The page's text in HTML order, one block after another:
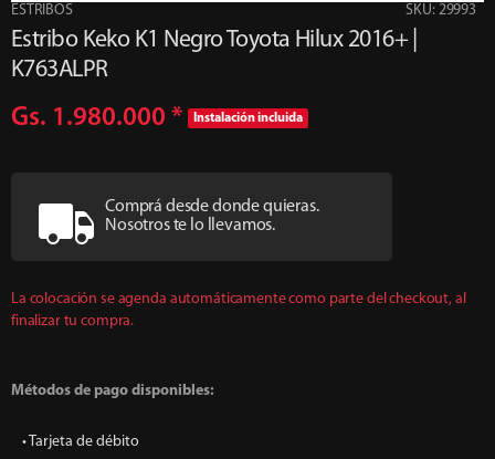
ESTRIBOS SKU: 29993
Estribo Keko K1 Negro Toyota Hilux 2016+ |
K763ALPR
Gs. 1.980.000 * Instalación incluida
Comprá desde donde quieras.
Nosotros te lo llevamos.
La colocación se agenda automáticamente como parte del checkout, al
finalizar tu compra.
Métodos de pago disponibles:
• Tarjeta de débito